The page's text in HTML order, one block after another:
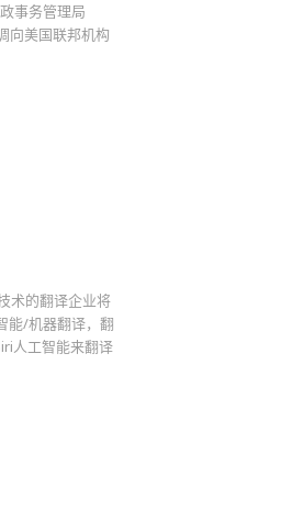
事务管理局
向美国联邦机构
术的翻译企业将
能/机器翻译，翻
人工智能来翻译